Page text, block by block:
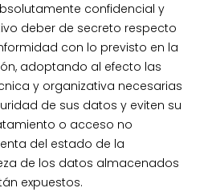
confidencial y
deber de secreto respecto
con lo previsto en la
adoptando al efecto las
y organizativa necesarias
de sus datos y eviten su
o acceso no
del estado de la
de los datos almacenados
expuestos.